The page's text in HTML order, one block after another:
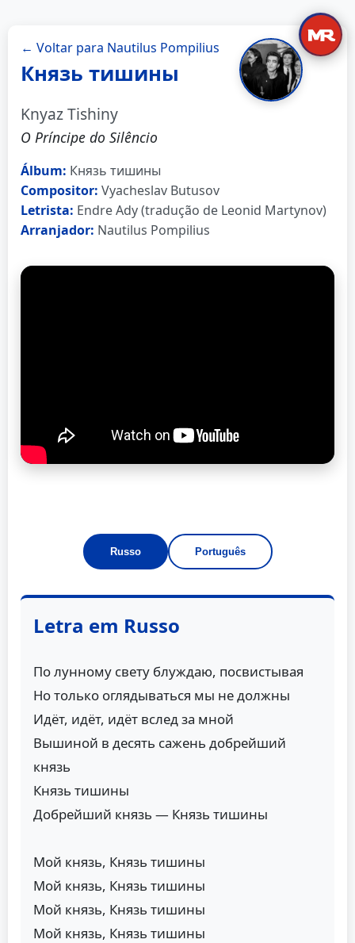
← Voltar para Nautilus Pompilius
Князь тишины
Knyaz Tishiny
O Príncipe do Silêncio
Álbum: Князь тишины
Compositor: Vyacheslav Butusov
Letrista: Endre Ady (tradução de Leonid Martynov)
Arranjador: Nautilus Pompilius
Russo Português
Letra em Russo
По лунному свету блуждаю, посвистывая
Но только оглядываться мы не должны
Идёт, идёт, идёт вслед за мной
Вышиной в десять сажень добрейший
князь
Князь тишины
Добрейший князь — Князь тишины
Мой князь, Князь тишины
Мой князь, Князь тишины
Мой князь, Князь тишины
Мой князь, Князь тишины